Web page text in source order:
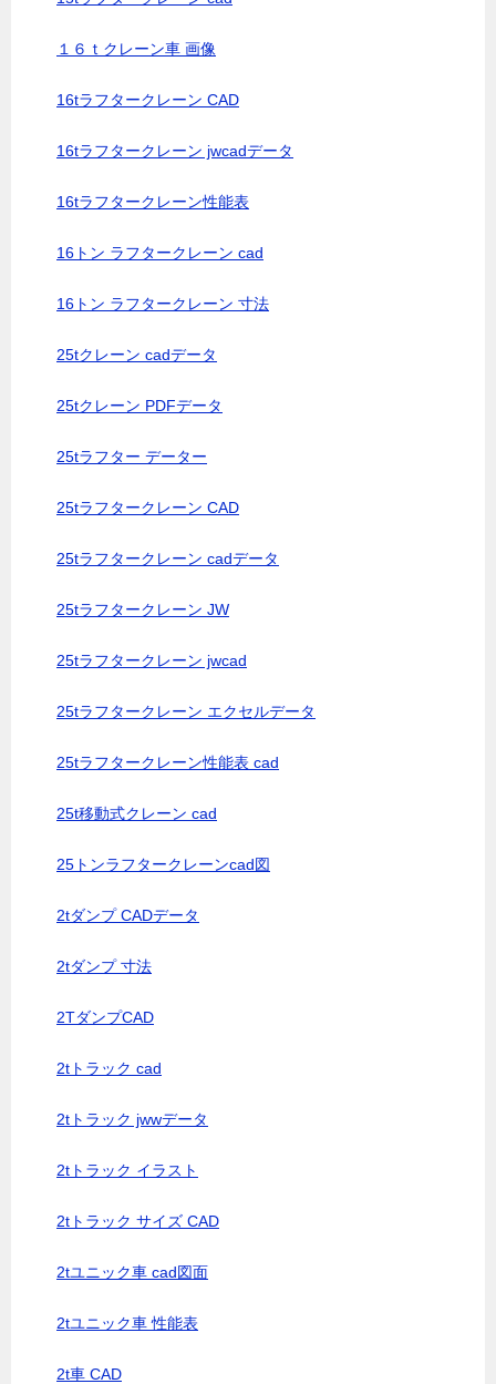
１６ｔクレーン車 画像
16tラフタークレーン CAD
16tラフタークレーン jwcadデータ
16tラフタークレーン性能表
16トン ラフタークレーン cad
16トン ラフタークレーン 寸法
25tクレーン cadデータ
25tクレーン PDFデータ
25tラフター データー
25tラフタークレーン CAD
25tラフタークレーン cadデータ
25tラフタークレーン JW
25tラフタークレーン jwcad
25tラフタークレーン エクセルデータ
25tラフタークレーン性能表 cad
25t移動式クレーン cad
25トンラフタークレーンcad図
2tダンプ CADデータ
2tダンプ 寸法
2TダンプCAD
2tトラック cad
2tトラック jwwデータ
2tトラック イラスト
2tトラック サイズ CAD
2tユニック車 cad図面
2tユニック車 性能表
2t車 CAD